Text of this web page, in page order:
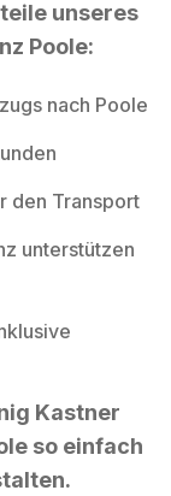
unseres
Poole:
nach Poole
den Transport
unterstützen
Kastner
so einfach